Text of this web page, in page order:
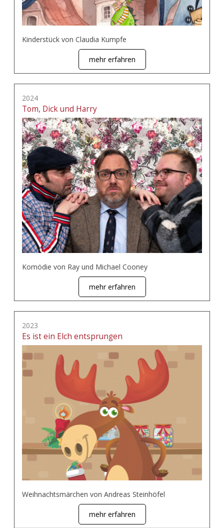
Kinderstück von Claudia Kumpfe
mehr erfahren
2024
Tom, Dick und Harry
Komödie von Ray und Michael Cooney
mehr erfahren
2023
Es ist ein Elch entsprungen
Weihnachtsmärchen von Andreas Steinhöfel
mehr erfahren